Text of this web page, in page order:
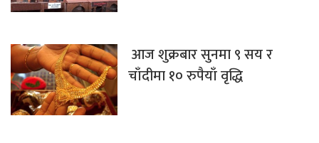
आज शुक्रबार सुनमा ९ सय र
चाँदीमा १० रुपैयाँ वृद्धि